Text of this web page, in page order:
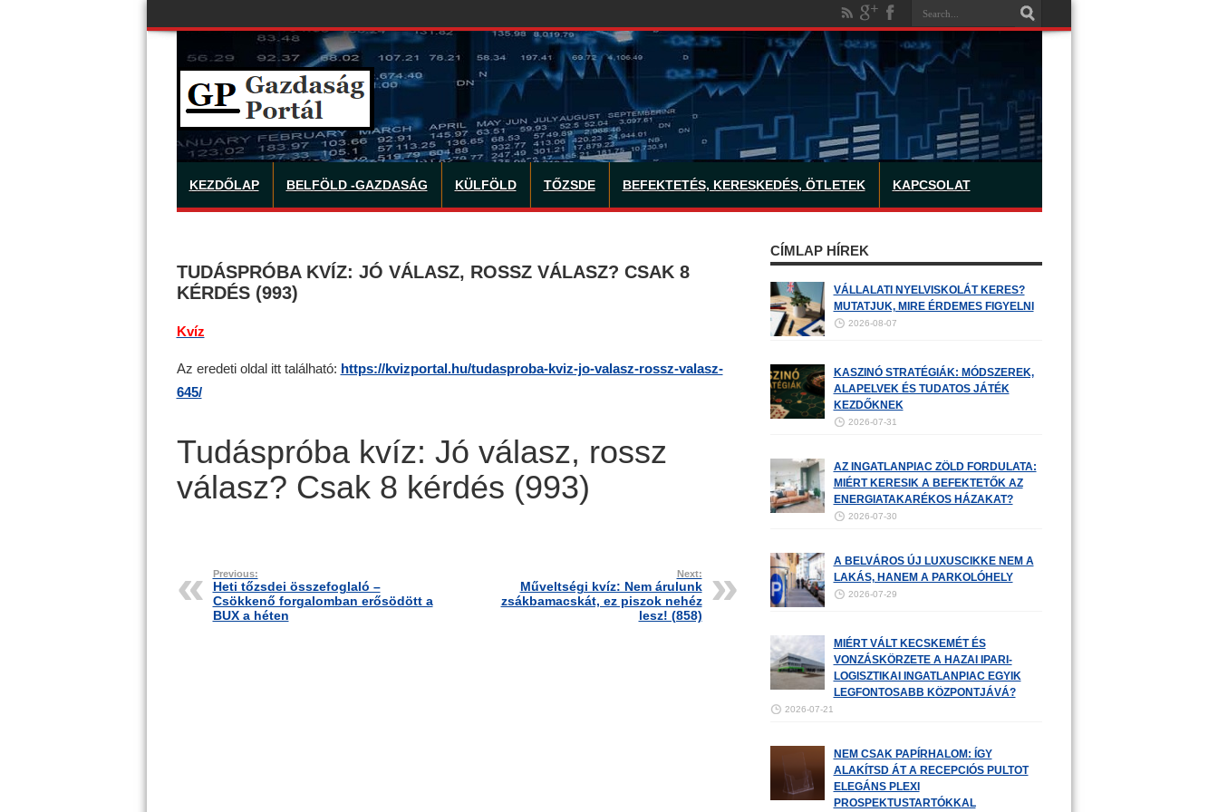
KEZDŐLAP BELFÖLD -GAZDASÁG KÜLFÖLD TŐZSDE BEFEKTETÉS, KERESKEDÉS, ÖTLETEK KAPCSOLAT
TUDÁSPRÓBA KVÍZ: JÓ VÁLASZ, ROSSZ VÁLASZ? CSAK 8
KÉRDÉS (993)
Kvíz
Az eredeti oldal itt található: https://kvizportal.hu/tudasproba-kviz-jo-valasz-rossz-valasz-
645/
Tudáspróba kvíz: Jó válasz, rossz
válasz? Csak 8 kérdés (993)
Previous:
Heti tőzsdei összefoglaló –
Csökkenő forgalomban erősödött a
BUX a héten
Next:
Műveltségi kvíz: Nem árulunk
zsákbamacskát, ez piszok nehéz
lesz! (858)
CÍMLAP HÍREK
VÁLLALATI NYELVISKOLÁT KERES?
MUTATJUK, MIRE ÉRDEMES FIGYELNI
2026-08-07
KASZINÓ STRATÉGIÁK: MÓDSZEREK,
ALAPELVEK ÉS TUDATOS JÁTÉK
KEZDŐKNEK
2026-07-31
AZ INGATLANPIAC ZÖLD FORDULATA:
MIÉRT KERESIK A BEFEKTETŐK AZ
ENERGIATAKARÉKOS HÁZAKAT?
2026-07-30
A BELVÁROS ÚJ LUXUSCIKKE NEM A
LAKÁS, HANEM A PARKOLÓHELY
2026-07-29
MIÉRT VÁLT KECSKEMÉT ÉS
VONZÁSKÖRZETE A HAZAI IPARI-
LOGISZTIKAI INGATLANPIAC EGYIK
LEGFONTOSABB KÖZPONTJÁVÁ?
2026-07-21
NEM CSAK PAPÍRHALOM: ÍGY
ALAKÍTSD ÁT A RECEPCIÓS PULTOT
ELEGÁNS PLEXI
PROSPEKTUSTARTÓKKAL